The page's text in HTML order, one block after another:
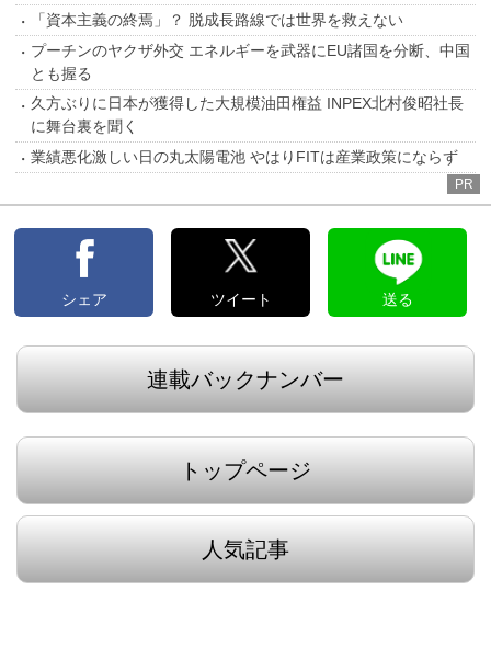
「資本主義の終焉」？ 脱成長路線では世界を救えない
プーチンのヤクザ外交 エネルギーを武器にEU諸国を分断、中国
とも握る
久方ぶりに日本が獲得した大規模油田権益 INPEX北村俊昭社長
に舞台裏を聞く
業績悪化激しい日の丸太陽電池 やはりFITは産業政策にならず
PR
シェア ツイート 送る
連載バックナンバー
トップページ
人気記事